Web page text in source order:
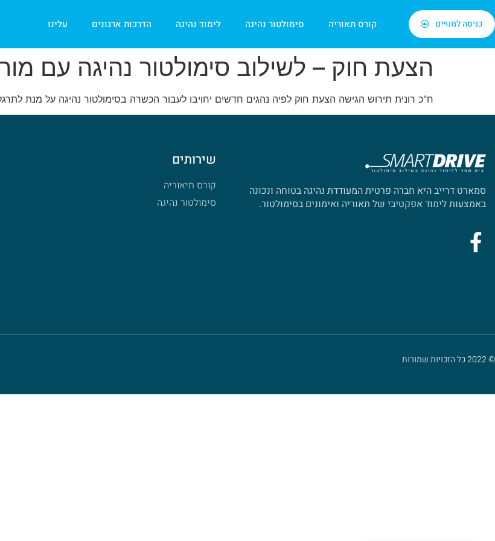
כניסה למנויים קורס תאוריה סימולטור נהיגה לימוד נהיגה הדרכות ארגונים עלינו
הצעת חוק – לשילוב סימולטור נהיגה עם
ח"כ רונית תירוש הגישה הצעת חוק לפיה נהגים חדשים יחויבו לעבור הכשרה בסימולטור נהיגה על מנת
סמארט דרייב היא חברה פרטית המעודדת נהיגה בטוחה ונכונה
באמצעות לימוד אפקטיבי של תאוריה ואימונים בסימולטור.
שירותים
קורס תיאוריה
סימולטור נהיגה
© 2022 כל הזכויות שמורות